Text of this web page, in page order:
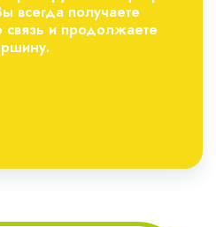
всегда получаете
связь и продолжаете